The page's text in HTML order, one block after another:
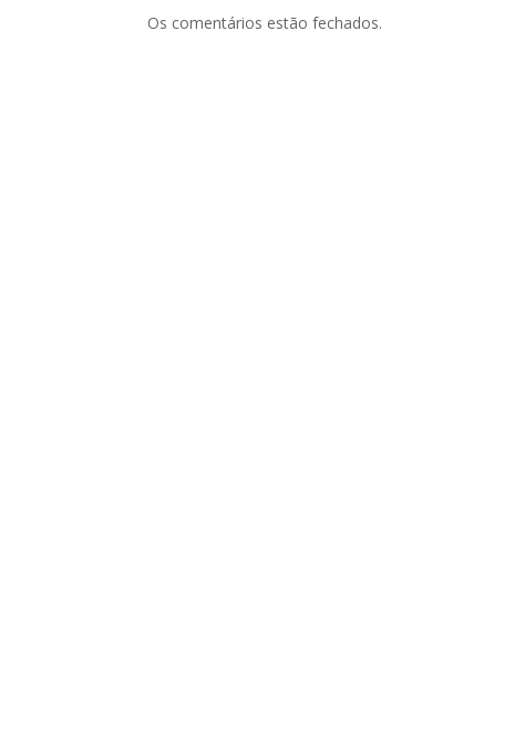
Os comentários estão fechados.